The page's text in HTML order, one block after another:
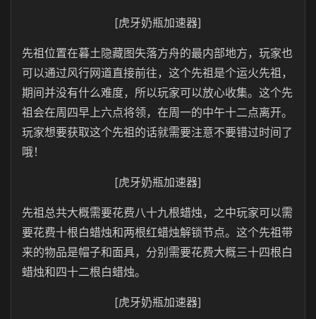
[虎牙奶瓶加速器]
先祖位置在暮土隐藏图失落方舟的最内部地方，玩家也
可以通过风行网道直接前往，这个先祖是个运火先祖，
期间并没有什么难度，所以玩家可以放心收集。这个先
祖会在周四早上六点将领，在周一的中午十二点离开。
玩家想要获取这个先祖的话就需要注意不要错过时间了
哦！
[虎牙奶瓶加速器]
先祖总共大概需要花费八十九根蜡烛，之中玩家可以需
要花费十根白蜡烛和两根红蜡烛解锁节点。这个先祖带
来的物品是帽子和面具，分别需要花费大概三十四根白
蜡烛和四十二根白蜡烛。
[虎牙奶瓶加速器]